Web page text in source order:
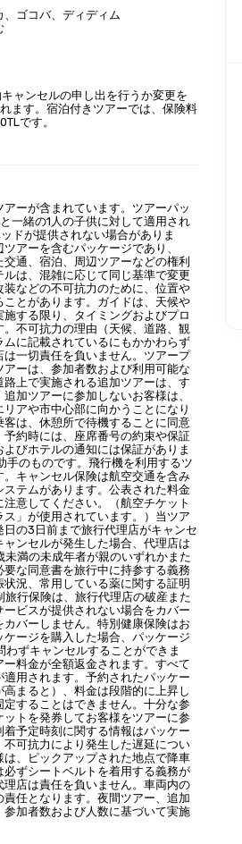
ゴコバ、ディディム
ャンセルの申し出を行うか変更を
ます。宿泊付きツアーでは、保険料
です。
ーが含まれています。ツアーパッ
一緒の1人の子供に対して適用され
ドが提供されない場合がありま
アーを含むパッケージであり、
通、宿泊、周辺ツアーなどの権利
は、混雑に応じて同じ基準で変更
などの不可抗力のために、位置や
とがあります。ガイドは、天候や
する限り、タイミングおよびプロ
不可抗力の理由（天候、道路、観
に記載されているにもかかわらず
一切責任を負いません。ツアープ
ーは、参加者数および利用可能な
上で実施される追加ツアーは、す
加ツアーに参加しないお客様は、
アや市中心部に向かうことになり
は、休憩所で待機することに同意
約時には、座席番号の約束や保証
びホテルの通知には保証がありま
のものです。飛行機を利用するツ
キャンセル保険は航空交通を含み
テムがあります。公表された料金
意してください。（航空チケット
」が使用されています。）当ツア
の3日前まで旅行代理店がキャンセ
ンセルが発生した場合、代理店は
満の未成年者が親のいずれかまた
な同意書を旅行中に持参する義務
況、常用している薬に関する証明
行保険は、旅行代理店の破産また
ビスが提供されない場合をカバー
バーしません。特別健康保険はお
ージを購入した場合、パッケージ
ずキャンセルすることができま
料金が全額返金されます。すべて
用されます。予約されたパッケー
まると）、料金は段階的に上昇し
することはできません。十分な参
トを発券してお客様をツアーに参
予定時刻に関する情報はパッケー
可抗力により発生した遅延につい
、ピックアップされた地点で降車
ずシートベルトを着用する義務が
店は責任を負いません。車両内の
任となります。夜間ツアー、追加
加者数および人数に基づいて実施